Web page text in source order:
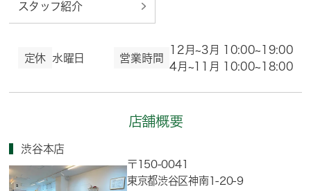
スタッフ紹介
定休 水曜日 営業時間
12月~3月 10:00~19:00
4月~11月 10:00~18:00
店舗概要
渋谷本店
〒150-0041
東京都渋谷区神南1-20-9